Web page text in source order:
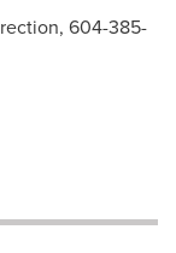
604-385-